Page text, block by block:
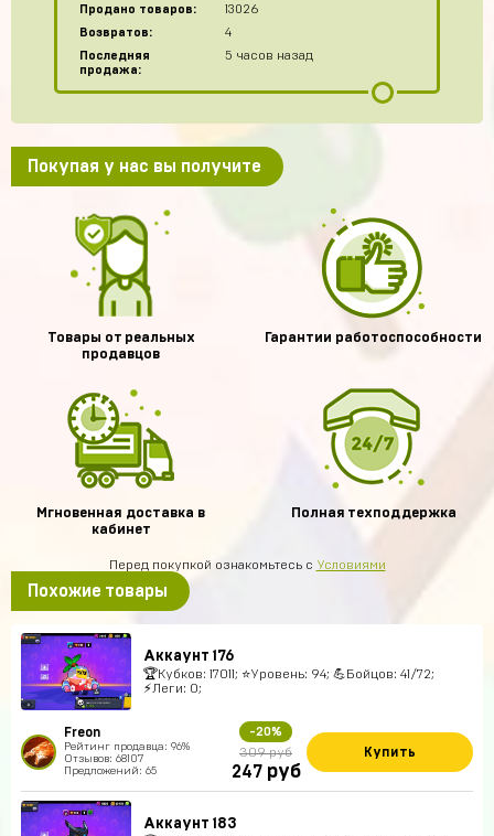
Продано товаров:
13026
Возвратов:
4
Последняя
продажа:
5 часов назад
Покупая у нас вы получите
Товары от реальных
продавцов
Гарантии работоспособности
Мгновенная доставка в
кабинет
Полная техподдержка
Перед покупкой ознакомьтесь с Условиями
Похожие товары
Аккаунт 176
🏆Кубков: 17011; ⭐Уровень: 94; 💪Бойцов: 41/72;
⚡Леги: 0;
Freon
Рейтинг продавца: 96%
Отзывов: 68107
Предложений: 65
-20%
309 руб
247 руб
Купить
Аккаунт 183